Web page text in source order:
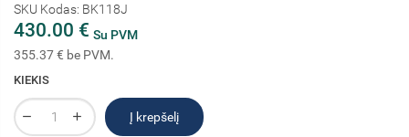
SKU Kodas: BK118J
430.00 € Su PVM
355.37 € be PVM.
KIEKIS
Į krepšelį